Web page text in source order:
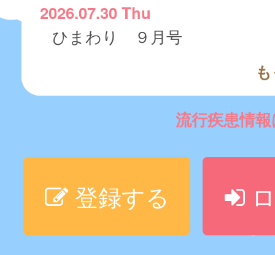
2026.07.30 Thu
ひまわり ９月号
流行疾患情
登録する